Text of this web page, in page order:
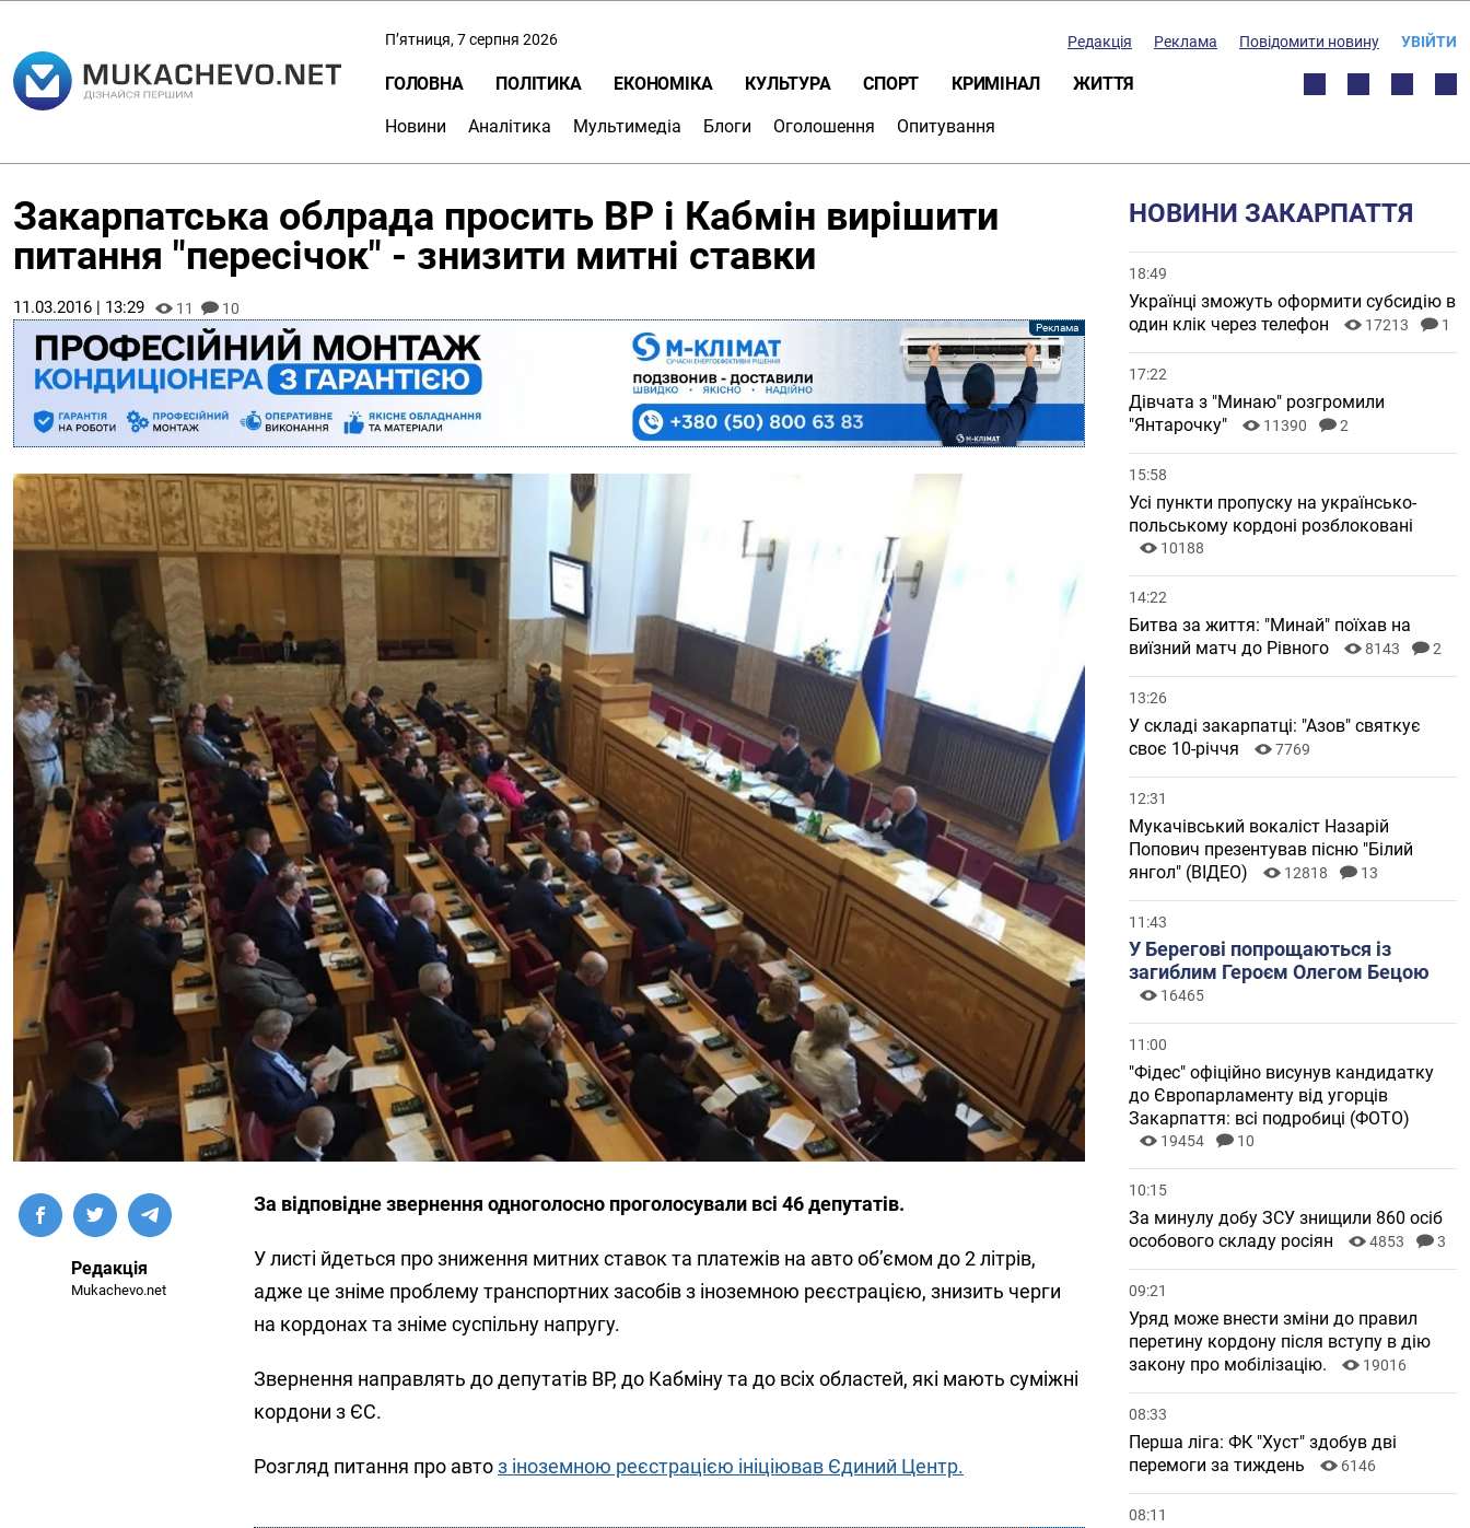
П’ятниця, 7 серпня 2026 Редакція Реклама Повідомити новину УВІЙТИ
ГОЛОВНА ПОЛІТИКА ЕКОНОМІКА КУЛЬТУРА СПОРТ КРИМІНАЛ ЖИТТЯ
Новини Аналітика Мультимедіа Блоги Оголошення Опитування
Закарпатська облрада просить ВР і Кабмін вирішити
питання "пересічок" - знизити митні ставки
11.03.2016 | 13:29 11 10
Редакція
Mukachevo.net
За відповідне звернення одноголосно проголосували всі 46 депутатів.
У листі йдеться про зниження митних ставок та платежів на авто об’ємом до 2 літрів,
адже це зніме проблему транспортних засобів з іноземною реєстрацією, знизить черги
на кордонах та зніме суспільну напругу.
Звернення направлять до депутатів ВР, до Кабміну та до всіх областей, які мають суміжні
кордони з ЄС.
Розгляд питання про автоз іноземною реєстрацією ініціював Єдиний Центр.
НОВИНИ ЗАКАРПАТТЯ
18:49
Українці зможуть оформити субсидію в
один клік через телефон
17213 1
17:22
Дівчата з "Минаю" розгромили
"Янтарочку"
11390 2
15:58
Усі пункти пропуску на українсько-
польському кордоні розблоковані
10188
14:22
Битва за життя: "Минай" поїхав на
виїзний матч до Рівного
8143 2
13:26
У складі закарпатці: "Азов" святкує
своє 10-річчя
7769
12:31
Мукачівський вокаліст Назарій
Попович презентував пісню "Білий
янгол" (ВІДЕО)
12818 13
11:43
У Берегові попрощаються із
загиблим Героєм Олегом Бецою
16465
11:00
"Фідес" офіційно висунув кандидатку
до Європарламенту від угорців
Закарпаття: всі подробиці (ФОТО)
19454 10
10:15
За минулу добу ЗСУ знищили 860 осіб
особового складу росіян
4853 3
09:21
Уряд може внести зміни до правил
перетину кордону після вступу в дію
закону про мобілізацію.
19016
08:33
Перша ліга: ФК "Хуст" здобув дві
перемоги за тиждень
6146
08:11